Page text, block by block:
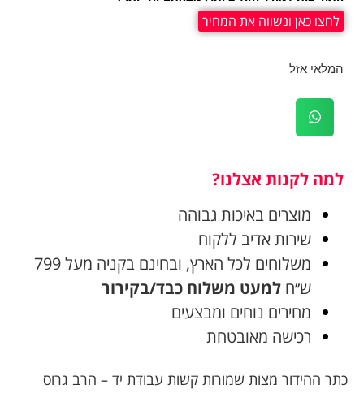
לחצו כאן ונשווה את המחיר
המלאי אזל
למה לקנות אצלנו?
מוצרים באיכות גבוהה
שירות אדיב ללקוח
משלוחים לכל הארץ, ובחינם בקניה מעל 799
ש׳׳ח למעט משלוח כבד/בקירור
מחירים נוחים ומבצעים
רכישה מאובטחת
כתר ההידור מצות שמורות קשות עבודת יד – הרב גרוס